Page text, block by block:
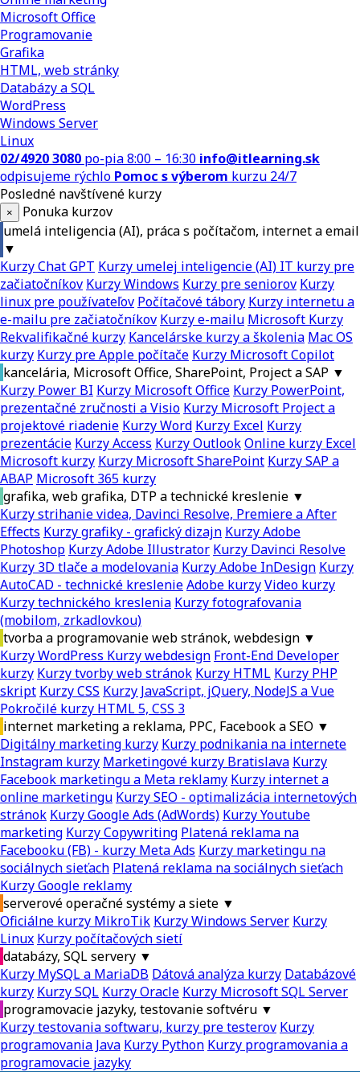
Microsoft Office
Programovanie
Grafika
HTML, web stránky
Databázy a SQL
WordPress
Windows Server
Linux
02/4920 3080 po-pia 8:00 – 16:30 info@itlearning.sk
odpisujeme rýchlo Pomoc s výberom kurzu 24/7
Posledné navštívené kurzy
×
Ponuka kurzov
umelá inteligencia (AI), práca s počítačom, internet a email
▼
Kurzy Chat GPT Kurzy umelej inteligencie (AI) IT kurzy pre
začiatočníkov Kurzy Windows Kurzy pre seniorov Kurzy
linux pre používateľov Počítačové tábory Kurzy internetu a
e-mailu pre začiatočníkov Kurzy e-mailu Microsoft Kurzy
Rekvalifikačné kurzy Kancelárske kurzy a školenia Mac OS
kurzy Kurzy pre Apple počítače Kurzy Microsoft Copilot
kancelária, Microsoft Office, SharePoint, Project a SAP ▼
Kurzy Power BI Kurzy Microsoft Office Kurzy PowerPoint,
prezentačné zručnosti a Visio Kurzy Microsoft Project a
projektové riadenie Kurzy Word Kurzy Excel Kurzy
prezentácie Kurzy Access Kurzy OutlookOnline kurzy Excel
Microsoft kurzy Kurzy Microsoft SharePoint Kurzy SAP a
ABAP Microsoft 365 kurzy
grafika, web grafika, DTP a technické kreslenie ▼
Kurzy strihanie videa, Davinci Resolve, Premiere a After
Effects Kurzy grafiky - grafický dizajn Kurzy Adobe
Photoshop Kurzy Adobe Illustrator Kurzy Davinci Resolve
Kurzy 3D tlače a modelovania Kurzy Adobe InDesign Kurzy
AutoCAD - technické kreslenieAdobe kurzyVideo kurzy
Kurzy technického kreslenia Kurzy fotografovania
(mobilom, zrkadlovkou)
tvorba a programovanie web stránok, webdesign ▼
Kurzy WordPress Kurzy webdesign Front-End Developer
kurzy Kurzy tvorby web stránok Kurzy HTML Kurzy PHP
skript Kurzy CSS Kurzy JavaScript, jQuery, NodeJS a Vue
Pokročilé kurzy HTML 5, CSS 3
internet marketing a reklama, PPC, Facebook a SEO ▼
Digitálny marketing kurzy Kurzy podnikania na internete
Instagram kurzy Marketingové kurzy Bratislava Kurzy
Facebook marketingu a Meta reklamy Kurzy internet a
online marketingu Kurzy SEO - optimalizácia internetových
stránok Kurzy Google Ads (AdWords) Kurzy Youtube
marketing Kurzy Copywriting Platená reklama na
Facebooku (FB) - kurzy Meta Ads Kurzy marketingu na
sociálnych sieťach Platená reklama na sociálnych sieťach
Kurzy Google reklamy
serverové operačné systémy a siete ▼
Oficiálne kurzy MikroTik Kurzy Windows Server Kurzy
Linux Kurzy počítačových sietí
databázy, SQL servery ▼
Kurzy MySQL a MariaDB Dátová analýza kurzy Databázové
kurzy Kurzy SQL Kurzy Oracle Kurzy Microsoft SQL Server
programovacie jazyky, testovanie softvéru ▼
Kurzy testovania softwaru, kurzy pre testerov Kurzy
programovania Java Kurzy Python Kurzy programovania a
programovacie jazyky